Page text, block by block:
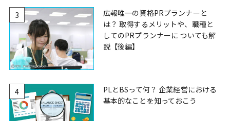
3
広報唯一の資格PRプランナーと
は？ 取得するメリットや、職種と
してのPRプランナーに ついても解
説【後編】
4
PLとBSって何？ 企業経営における
基本的なことを知っておこう